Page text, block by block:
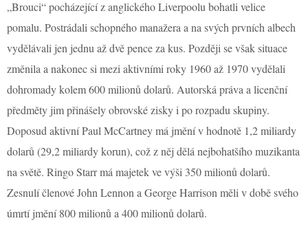
„Brouci“ pocházející z anglického Liverpoolu bohatli velice
pomalu. Postrádali schopného manažera a na svých prvních albech
vydělávali jen jednu až dvě pence za kus. Později se však situace
změnila a nakonec si mezi aktivními roky 1960 až 1970 vydělali
dohromady kolem 600 milionů dolarů. Autorská práva a licenční
předměty jim přinášely obrovské zisky i po rozpadu skupiny.
Doposud aktivní Paul McCartney má jmění v hodnotě 1,2 miliardy
dolarů (29,2 miliardy korun), což z něj dělá nejbohatšího muzikanta
na světě. Ringo Starr má majetek ve výši 350 milionů dolarů.
Zesnulí členové John Lennon a George Harrison měli v době svého
úmrtí jmění 800 milionů a 400 milionů dolarů.